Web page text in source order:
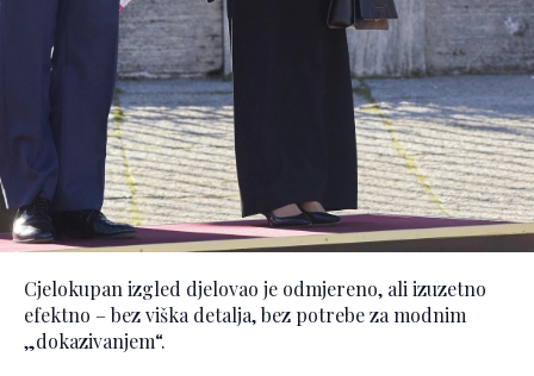
Cjelokupan izgled djelovao je odmjereno, ali izuzetno
efektno – bez viška detalja, bez potrebe za modnim
„dokazivanjem“.